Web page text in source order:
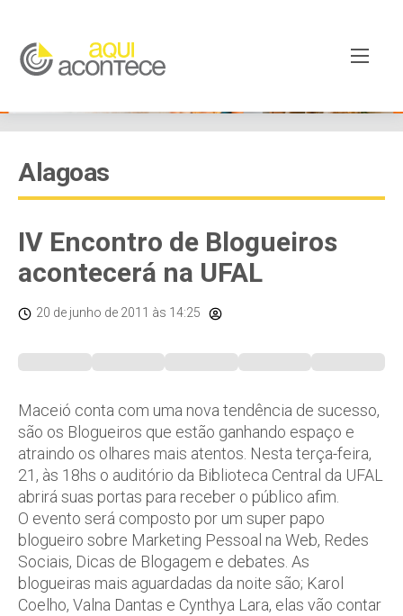
Alagoas
IV Encontro de Blogueiros
acontecerá na UFAL
20 de junho de 2011 às 14:25
Maceió conta com uma nova tendência de sucesso,
são os Blogueiros que estão ganhando espaço e
atraindo os olhares mais atentos. Nesta terça-feira,
21, às 18hs o auditório da Biblioteca Central da UFAL
abrirá suas portas para receber o público afim.
O evento será composto por um super papo
blogueiro sobre Marketing Pessoal na Web, Redes
Sociais, Dicas de Blogagem e debates. As
blogueiras mais aguardadas da noite são; Karol
Coelho, Valna Dantas e Cynthya Lara, elas vão contar